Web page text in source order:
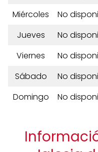
Miércoles
No
Jueves
No
Viernes
No
Sábado
No
Domingo
No